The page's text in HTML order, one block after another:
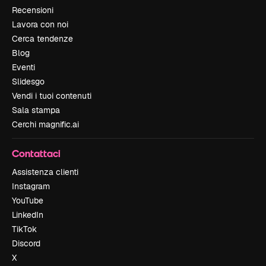
Recensioni
Lavora con noi
Cerca tendenze
Blog
Eventi
Slidesgo
Vendi i tuoi contenuti
Sala stampa
Cerchi magnific.ai
Contattaci
Assistenza clienti
Instagram
YouTube
LinkedIn
TikTok
Discord
X